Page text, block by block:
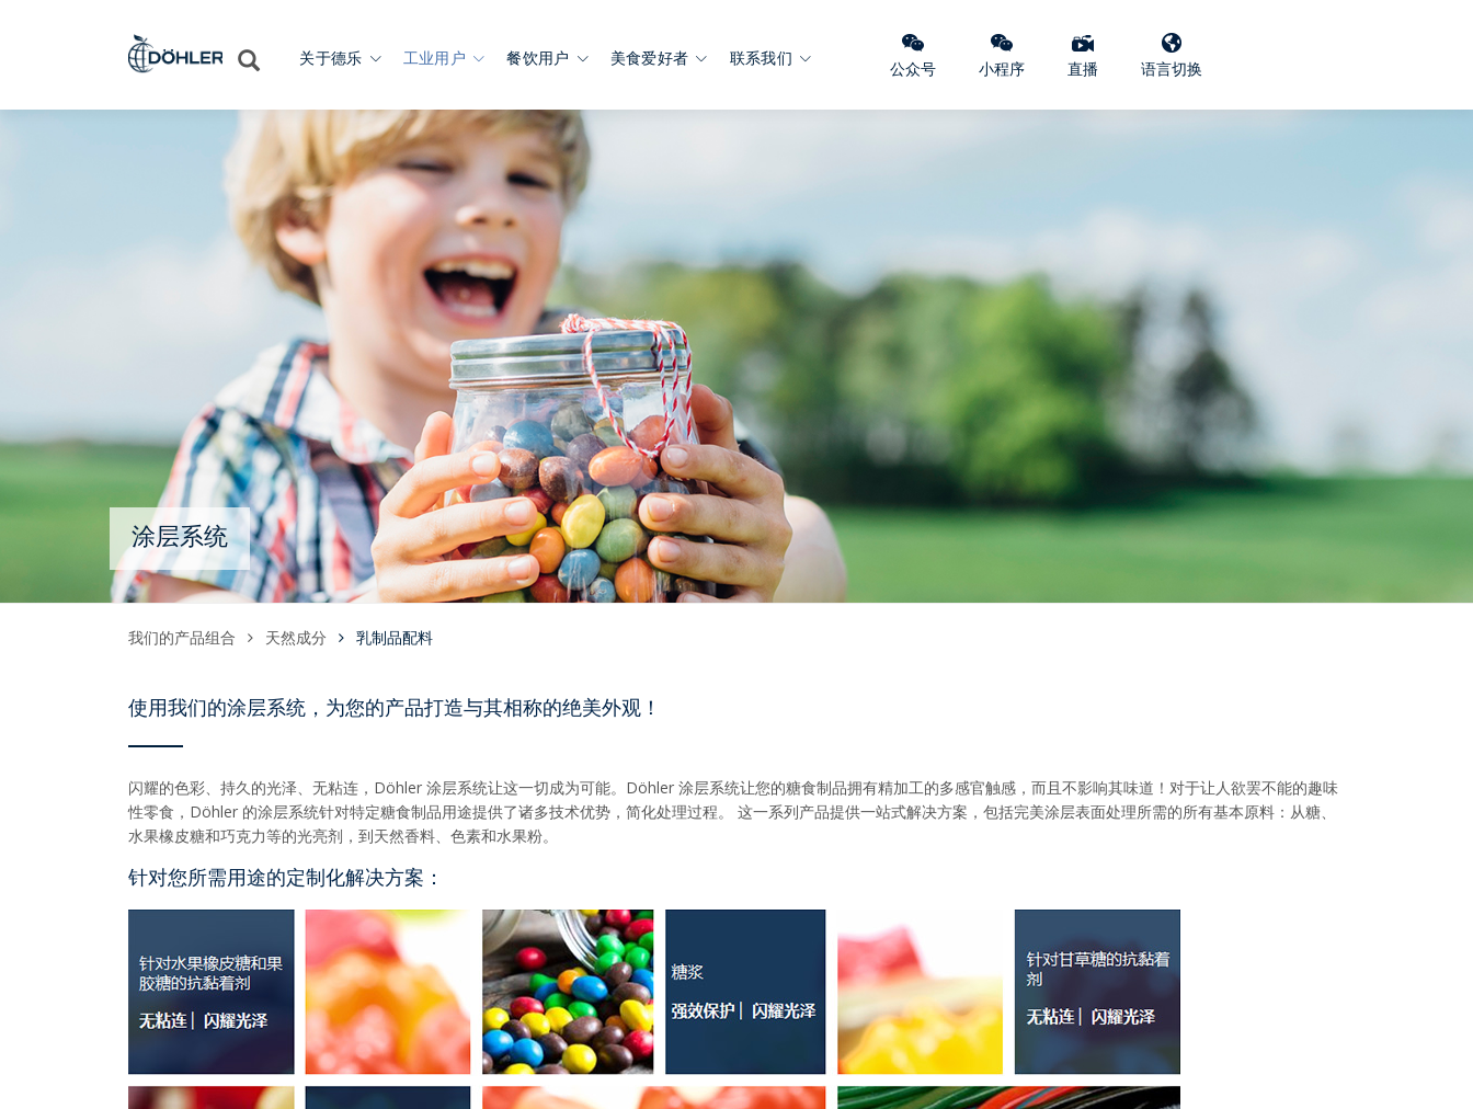
关于德乐 工业用户 餐饮用户 美食爱好者 联系我们
公众号 小程序 直播 语言切换
涂层系统
我们的产品组合 天然成分 乳制品配料
使用我们的涂层系统，为您的产品打造与其相称的绝美外观！
闪耀的色彩、持久的光泽、无粘连，Döhler 涂层系统让这一切成为可能。Döhler 涂层系统让您的糖食制品拥有精加工的多感官触感，而且不影响其味道！对于让人欲罢不能的趣味
性零食，Döhler 的涂层系统针对特定糖食制品用途提供了诸多技术优势，简化处理过程。 这一系列产品提供一站式解决方案，包括完美涂层表面处理所需的所有基本原料：从糖、
水果橡皮糖和巧克力等的光亮剂，到天然香料、色素和水果粉。
针对您所需用途的定制化解决方案：